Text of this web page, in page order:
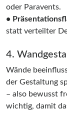
oder Paravents.
•
statt verteilter
4.
Wände
der Gestaltung
– also bewusst
wichtig, damit